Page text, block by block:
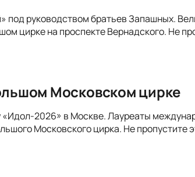
под руководством братьев Запашных.
цирке на проспекте Вернадского. Не
Московском цирке
«Идол-2026» в Москве. Лауреаты
Московского цирка. Не пропустите